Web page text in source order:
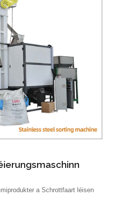
a Schrottfaart léisen